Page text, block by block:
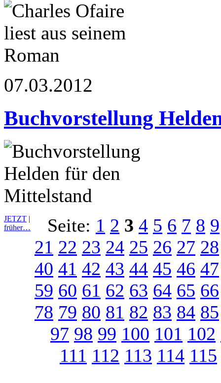
07.03.2012
Buchvorstellung
JETZT |
früher…
Seite: 1 2 3 4 5 6 7 8 9
21 22 23 24 25 26 27 28
40 41 42 43 44 45 46 47
59 60 61 62 63 64 65 66
78 79 80 81 82 83 84 85
97 98 99 100 101 102
111 112 113 114 115